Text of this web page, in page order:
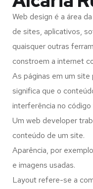
Web design é a área
de sites, aplicativos,
quaisquer outras
constroem a internet
As páginas em um site
significa que o
interferência no
Um web developer
conteúdo de um site.
Aparência, por
e imagens usadas.
Layout refere-se a